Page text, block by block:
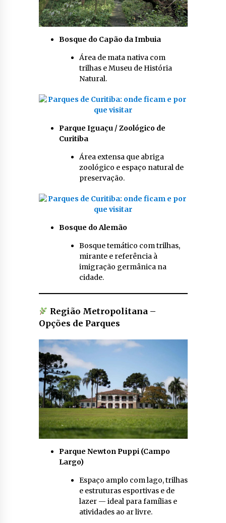
Bosque do Capão da Imbuia
Área de mata nativa com
trilhas e Museu de História
Natural.
Parque Iguaçu / Zoológico de
Curitiba
Área extensa que abriga
zoológico e espaço natural de
preservação.
Bosque do Alemão
Bosque temático com trilhas,
mirante e referência à
imigração germânica na
cidade.
Região Metropolitana –
Opções de Parques
Parque Newton Puppi (Campo
Largo)
Espaço amplo com lago, trilhas
e estruturas esportivas e de
lazer — ideal para famílias e
atividades ao ar livre.